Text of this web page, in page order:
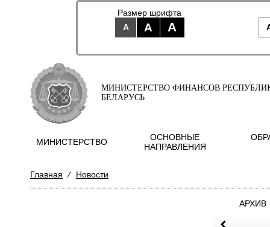
Размер шрифта
A
A A
МИНИСТЕРСТВО ФИНАНСОВ
БЕЛАРУСЬ
МИНИСТЕРСТВО
ОСНОВНЫЕ
НАПРАВЛЕНИЯ
Главная ⁄ Новости
АРХИВ